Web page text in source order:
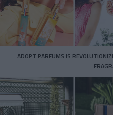
ADOPT PARFUMS IS